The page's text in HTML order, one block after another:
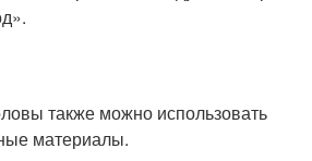
также можно использовать
материалы.